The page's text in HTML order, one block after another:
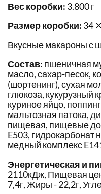
Вес коробки: 3.800 г
Размер коробки: 34
Вкусные макароны с
Состав: пшеничная
масло, сахар-песок,
(шортенинг), сухая
глюкоза, кукурузный
куриное яйцо,
мальтозная патока,
пищевая, пищевые
E503, гидрокарбонат
медный комплекс
Энергетическая и
2110кДж, Пищевая
7,4г, Жиры - 22,2г,